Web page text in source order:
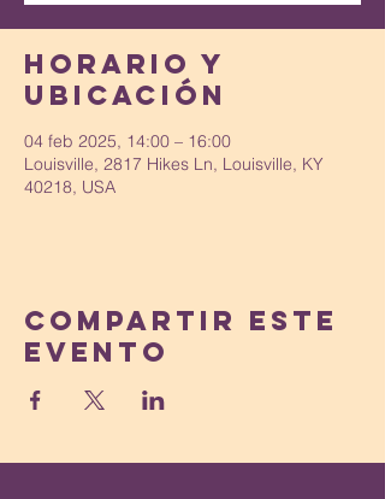
Horario y
ubicación
04 feb 2025, 14:00 – 16:00
Louisville, 2817 Hikes Ln, Louisville, KY
40218, USA
Compartir este
evento